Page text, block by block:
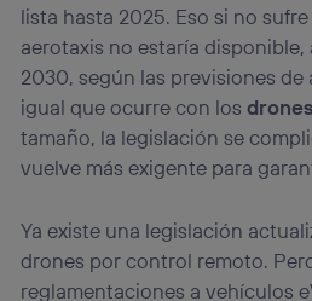
lista hasta 2025. Eso si no
aerotaxis no estaría disponible,
2030, según las previsiones de
igual que ocurre con los
tamaño, la legislación se
vuelve más exigente para
Ya existe una legislación
drones por control remoto.
reglamentaciones a vehículos